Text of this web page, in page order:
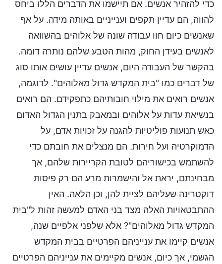
כדי להזהיר אנשים. אם תיישמו את הדברים הללו ביחס
להווה, הם עדיין תקפים וענייניים באותה מידה. על אף
שאנשים כיום חוו עבודה שונה של אלוהים בהשוואה
לאנשים בעידן החוק, מהות הטבע שלהם נותרה דומה.
בהקשר של העבודה היום, אנשים עדיין עושים אותו סוג
של דברים כמו "בית המקדש גדול מאלוהים". לדוגמה,
אנשים רואים את מילוי חובותיהם כתפקידם. הם רואים
בנשיאת עדות על אלוהים ובמאבק בתנין הגדול האדום
כאש תנועות פוליטיות להגנה על זכויות אדם, על
הדמוקרטיה ועל חירות. הם מנצלים את חובתם כדי
להשתמש בכישוריהם לטובת הקריירות שלהם, אך
מבחינתם, יראת אל והישמרות מרע הם רק פיסות
דוקטרינה שעליהם לציית להן, וכן הלאה. האין
ההתבטאויות האלה מצד בני האדם למעשה זהות ל"בית
המקדש גדול מאלוהים"? אלא שלפני אלפיים שנה,
אנשים קיימו את ענייניהם הפרטיים בבית המקדש
הגשמי, אך כיום, אנשים מקיימים את ענייניהם הפרטיים